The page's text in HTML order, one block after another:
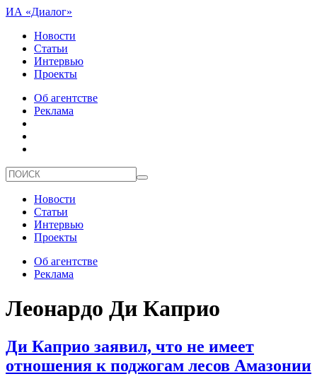
ИА «Диалог»
Новости
Статьи
Интервью
Проекты
Об агентстве
Реклама
Новости
Статьи
Интервью
Проекты
Об агентстве
Реклама
Леонардо Ди Каприо
Ди Каприо заявил, что не имеет
отношения к поджогам лесов Амазонии